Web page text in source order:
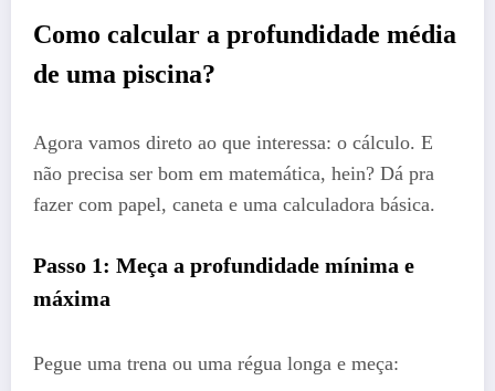
Como calcular a profundidade média
de uma piscina?
Agora vamos direto ao que interessa: o cálculo. E
não precisa ser bom em matemática, hein? Dá pra
fazer com papel, caneta e uma calculadora básica.
Passo 1: Meça a profundidade mínima e
máxima
Pegue uma trena ou uma régua longa e meça: